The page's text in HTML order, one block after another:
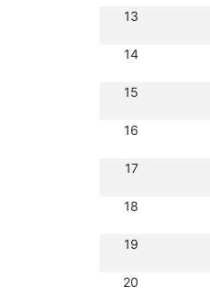
13
14
15
16
17
18
19
20